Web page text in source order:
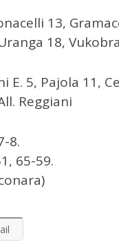
13,
18,
E. 5, Pajola 11,
Reggiani
8.
65-59.